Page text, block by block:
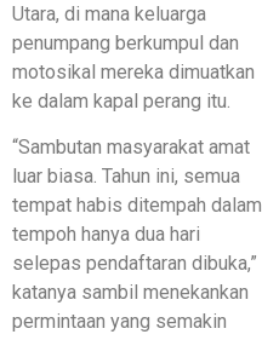
Utara, di mana keluarga
penumpang berkumpul dan
motosikal mereka dimuatkan
ke dalam kapal perang itu.
“Sambutan masyarakat amat
luar biasa. Tahun ini, semua
tempat habis ditempah dalam
tempoh hanya dua hari
selepas pendaftaran dibuka,”
katanya sambil menekankan
permintaan yang semakin